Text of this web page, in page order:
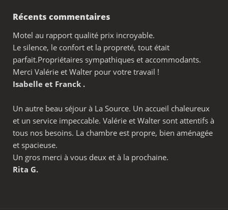
Récents commentaires
Motel au rapport qualité prix incroyable.
Le silence, le confort et la propreté, tout était
parfait.Propriétaires sympathiques et accommodants.
Merci Valérie et Walter pour votre travail !
Isabelle et Franck .
Un autre beau séjour à La Source. Un accueil chaleureux
et un service impeccable. Valérie et Walter sont attentifs à
tous nos besoins. La chambre est propre, bien aménagée
et spacieuse.
Un gros merci à vous deux et à la prochaine.
Rita G.